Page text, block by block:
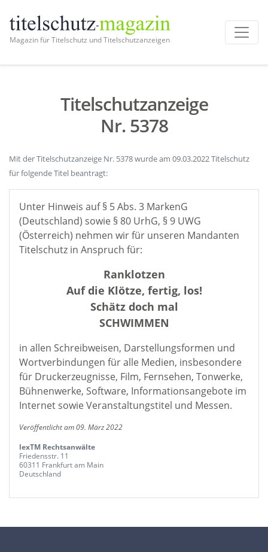
Magazin für Titelschutz und Titelschutzanzeigen
Titelschutzanzeige
Nr. 5378
Mit der Titelschutzanzeige Nr. 5378 wurde am 09.03.2022 Titelschutz
für folgende Titel beantragt:
Unter Hinweis auf § 5 Abs. 3 MarkenG
(Deutschland) sowie § 80 UrhG, § 9 UWG
(Österreich) nehmen wir für unseren Mandanten
Titelschutz in Anspruch für:
Ranklotzen
Auf die Klötze, fertig, los!
Schätz doch mal
SCHWIMMEN
in allen Schreibweisen, Darstellungsformen und
Wortverbindungen für alle Medien, insbesondere
für Druckerzeugnisse, Film, Fernsehen, Tonwerke,
Bühnenwerke, Software, Informationsangebote im
Internet sowie Veranstaltungstitel und Messen.
Veröffentlicht am 09. März 2022
lexTM Rechtsanwälte
Friedensstr. 11
60311 Frankfurt am Main
Deutschland